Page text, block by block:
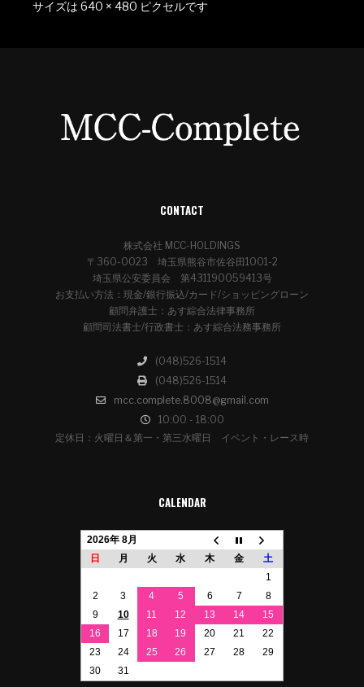
サイズは 640 × 480 ピクセルです
CONTACT
株式会社 MCC-HOLDINGS
〒360-0023 埼玉県熊谷市佐谷田1001-2
埼玉県公安委員会 第431190059413号
お支払い方法：現金/銀行振込/カード/ショッピングローン
顧問弁護士：あす綜合法律事務所
顧問司法書士/行政書士：あす綜合法務事務所
(048)526-1514
(048)526-1514
mcc.complete.8008@gmail.com
10:00 - 18:00
定休日：火曜日＆第一・第三水曜日 イベント・レース時
CALENDAR
2026年 8月
日
月 火 水 木 金
土
1
2
3 4 5 6 7
8
9
10 11 12 13 14
15
16
17 18 19 20 21
22
23
24 25 26 27 28
29
30
31